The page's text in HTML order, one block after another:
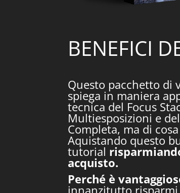
BENEFICI
Questo pacchetto di
spiega in maniera
tecnica del Focus
Multiesposizioni e
Completa, ma di
Aquistando questo
tutorial
acquisto.
Perché è
innanzitutto